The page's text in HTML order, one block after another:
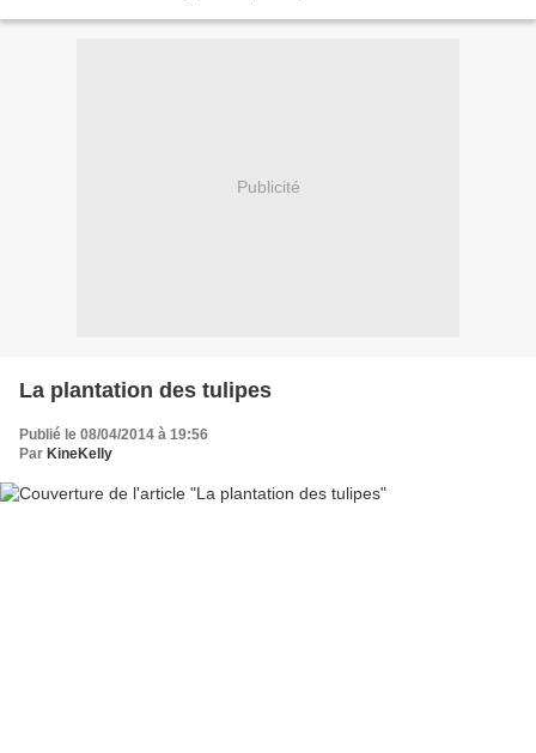
Publicité
La plantation des tulipes
Publié le 08/04/2014 à 19:56
Par KineKelly